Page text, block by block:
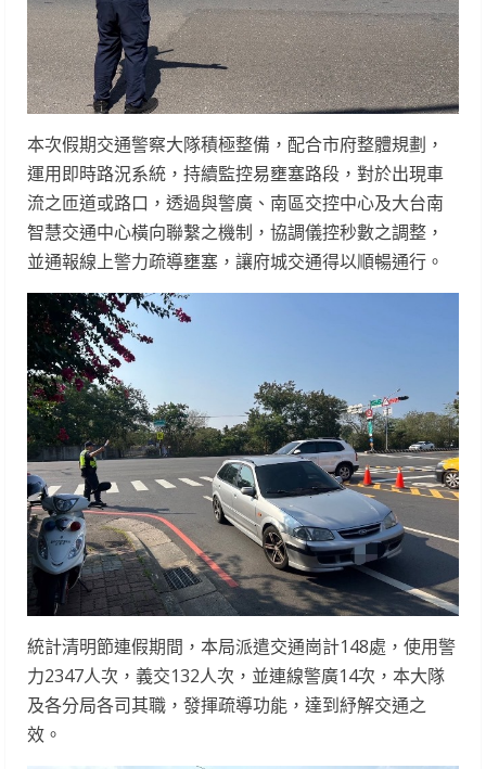
本次假期交通警察大隊積極整備，配合市府整體規劃，
運用即時路況系統，持續監控易壅塞路段，對於出現車
流之匝道或路口，透過與警廣、南區交控中心及大台南
智慧交通中心橫向聯繫之機制，協調儀控秒數之調整，
並通報線上警力疏導壅塞，讓府城交通得以順暢通行。
統計清明節連假期間，本局派遣交通崗計148處，使用警
力2347人次，義交132人次，並連線警廣14次，本大隊
及各分局各司其職，發揮疏導功能，達到紓解交通之
效。